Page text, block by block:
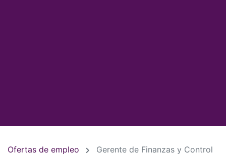
Ofertas de empleo
Gerente de Finanzas y Control